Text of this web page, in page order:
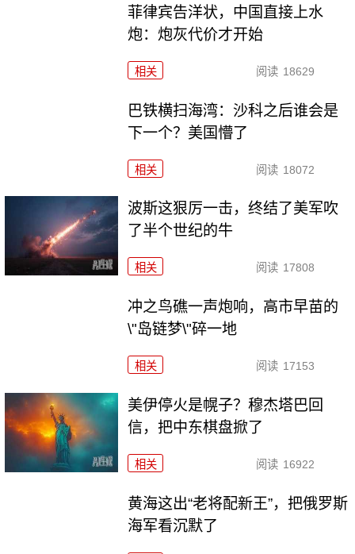
菲律宾告洋状，中国直接上水
炮：炮灰代价才开始
相关 阅读 18629
巴铁横扫海湾：沙科之后谁会是
下一个？美国懵了
相关 阅读 18072
波斯这狠厉一击，终结了美军吹
了半个世纪的牛
相关 阅读 17808
冲之鸟礁一声炮响，高市早苗的
\"岛链梦\"碎一地
相关 阅读 17153
美伊停火是幌子？穆杰塔巴回
信，把中东棋盘掀了
相关 阅读 16922
黄海这出“老将配新王”，把俄罗斯
海军看沉默了